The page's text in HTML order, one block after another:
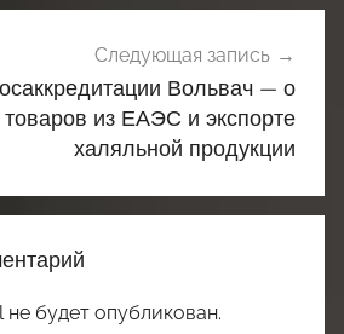
Следующая запись
Вольвач — о
товаров из ЕАЭС и экспорте
халяльной продукции
будет опубликован.